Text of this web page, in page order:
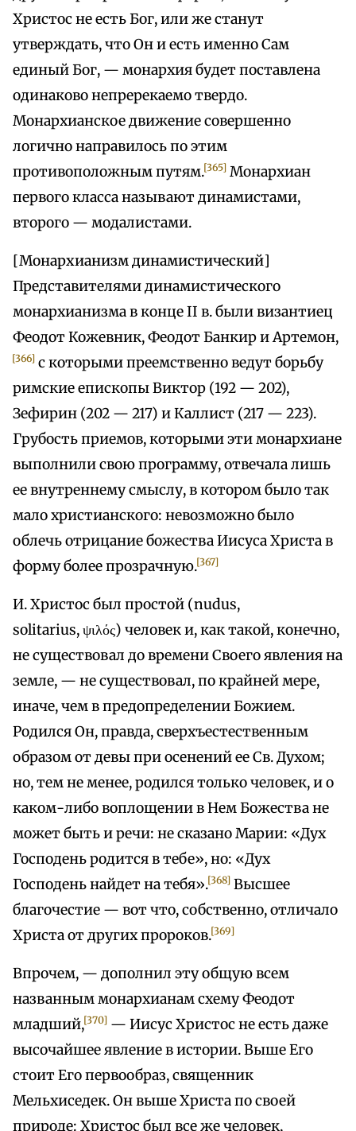
Христос не есть Бог, или же станут
утверждать, что Он и есть именно Сам
единый Бог, — монархия будет поставлена
одинаково непререкаемо твердо.
Монархианское движение совершенно
логично направилось по этим
противоположным путям.[365] Монархиан
первого класса называют динамистами,
второго — модалистами.
[Монархианизм динамистический]
Представителями динамистического
монархианизма в конце II в. были византиец
Феодот Кожевник, Феодот Банкир и Артемон,
[366] с которыми преемственно ведут борьбу
римские епископы Виктор (192 — 202),
Зефирин (202 — 217) и Каллист (217 — 223).
Грубость приемов, которыми эти монархиане
выполнили свою программу, отвечала лишь
ее внутреннему смыслу, в котором было так
мало христианского: невозможно было
облечь отрицание божества Иисуса Христа в
форму более прозрачную.[367]
И. Христос был простой (nudus,
solitarius, ψιλός) человек и, как такой, конечно,
не существовал до времени Своего явления на
земле, — не существовал, по крайней мере,
иначе, чем в предопределении Божием.
Родился Он, правда, сверхъестественным
образом от девы при осенений ее Св. Духом;
но, тем не менее, родился только человек, и о
каком-либо воплощении в Нем Божества не
может быть и речи: не сказано Марии: «Дух
Господень родится в тебе», но: «Дух
Господень найдет на тебя».[368] Высшее
благочестие — вот что, собственно, отличало
Христа от других пророков.[369]
Впрочем, — дополнил эту общую всем
названным монархианам схему Феодот
младший,[370] — Иисус Христос не есть даже
высочайшее явление в истории. Выше Его
стоит Его первообраз, священник
Мельхиседек. Он выше Христа по своей
природе: Христос был все же человек,